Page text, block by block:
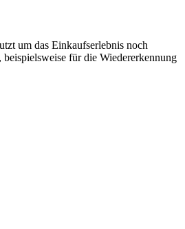
um das Einkaufserlebnis noch
beispielsweise für die Wiedererkennung